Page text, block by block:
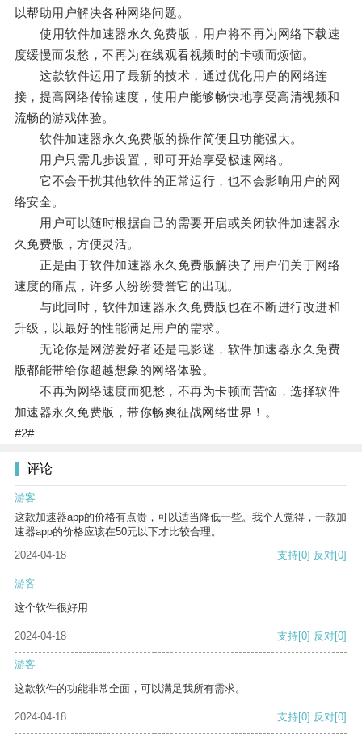
以帮助用户解决各种网络问题。
使用软件加速器永久免费版，用户将不再为网络下载速
度缓慢而发愁，不再为在线观看视频时的卡顿而烦恼。
这款软件运用了最新的技术，通过优化用户的网络连
接，提高网络传输速度，使用户能够畅快地享受高清视频和
流畅的游戏体验。
软件加速器永久免费版的操作简便且功能强大。
用户只需几步设置，即可开始享受极速网络。
它不会干扰其他软件的正常运行，也不会影响用户的网
络安全。
用户可以随时根据自己的需要开启或关闭软件加速器永
久免费版，方便灵活。
正是由于软件加速器永久免费版解决了用户们关于网络
速度的痛点，许多人纷纷赞誉它的出现。
与此同时，软件加速器永久免费版也在不断进行改进和
升级，以最好的性能满足用户的需求。
无论你是网游爱好者还是电影迷，软件加速器永久免费
版都能带给你超越想象的网络体验。
不再为网络速度而犯愁，不再为卡顿而苦恼，选择软件
加速器永久免费版，带你畅爽征战网络世界！。
#2#
评论
游客
这款加速器app的价格有点贵，可以适当降低一些。我个人觉得，一款加
速器app的价格应该在50元以下才比较合理。
2024-04-18
支持[0] 反对[0]
游客
这个软件很好用
2024-04-18 支持[0] 反对[0]
游客
这款软件的功能非常全面，可以满足我所有需求。
2024-04-18 支持[0] 反对[0]